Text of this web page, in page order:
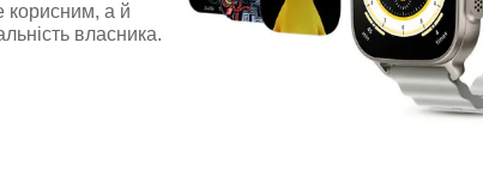
корисним, а й
власника.